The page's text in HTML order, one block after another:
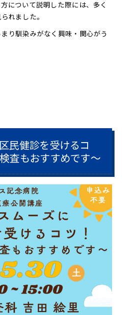
について説明した際には、多く
れました。
り馴染みがなく興味・関心がう
民健診を受けるコ
査もおすすめです～